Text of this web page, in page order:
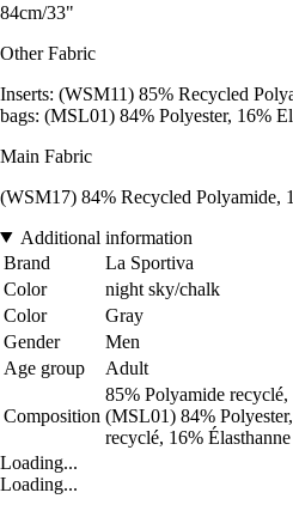
84cm/33"
Other Fabric
Inserts: (WSM11) 85% Recycled
bags: (MSL01) 84% Polyester, 16%
Main Fabric
(WSM17) 84% Recycled Polyamide,
Additional information
Brand
La Sportiva
Color
night sky/chalk
Color
Gray
Gender
Men
Age group
Adult
Composition
85% Polyamide recyclé,
(MSL01) 84%
recyclé, 16% Élasthanne
Loading...
Loading...